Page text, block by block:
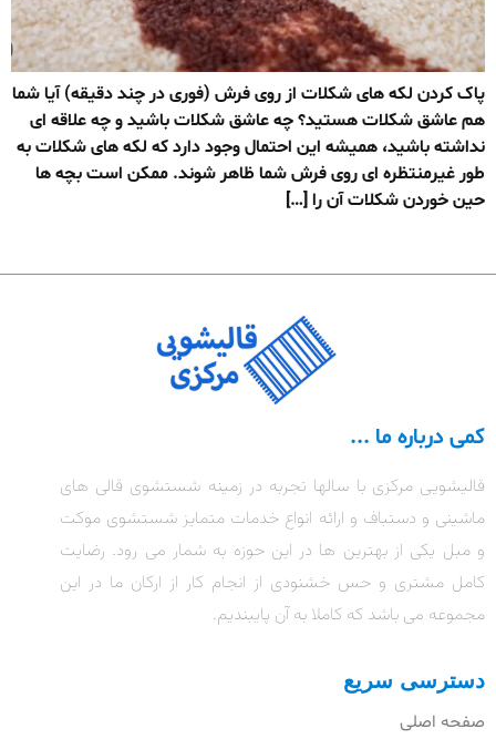
پاک کردن لکه های شکلات از روی فرش (فوری در چند دقیقه) آیا شما
هم عاشق شکلات هستید؟ چه عاشق شکلات باشید و چه علاقه ای
نداشته باشید، همیشه این احتمال وجود دارد که لکه های شکلات به
طور غیرمنتظره ای روی فرش شما ظاهر شوند. ممکن است بچه ها
حین خوردن شکلات آن را […]
کمی درباره ما ...
قالیشویی مرکزی با سالها تجربه در زمینه شستشوی قالی های
ماشینی و دستباف و ارائه انواع خدمات متمایز شستشوی موکت
و مبل یکی از بهترین ها در این حوزه به شمار می رود. رضایت
کامل مشتری و حس خشنودی از انجام کار از ارکان ما در این
مجموعه می باشد که کاملا به آن پایبندیم.
دسترسی سریع
صفحه اصلی